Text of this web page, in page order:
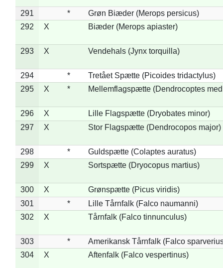
291 *
Grøn Biæder (Merops persicus)
292
X Biæder (Merops apiaster)
293 X Vendehals (Jynx torquilla)
294 *
Tretået Spætte (Picoides tridactylus)
295
X * Mellemflagspætte (Dendrocoptes
296 X
Lille Flagspætte (Dryobates minor)
297
X Stor Flagspætte (Dendrocopos major)
298 *
Guldspætte (Colaptes auratus)
299
X Sortspætte (Dryocopus martius)
300 X
Grønspætte (Picus viridis)
301
*
Lille Tårnfalk (Falco naumanni)
302
X Tårnfalk (Falco tinnunculus)
303 *
Amerikansk Tårnfalk (Falco
304
X Aftenfalk (Falco vespertinus)